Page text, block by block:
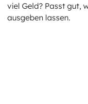
viel Geld? Passt gut,
ausgeben lassen.